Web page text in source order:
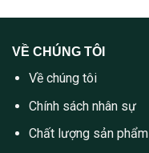
VỀ CHÚNG TÔI
Về chúng tôi
Chính sách nhân sự
Chất lượng sản phẩm